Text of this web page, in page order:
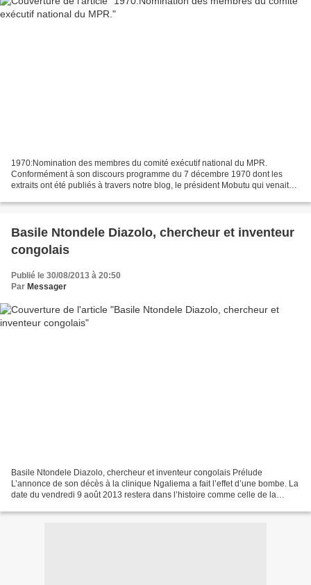
1970:Nomination des membres du comité exécutif national du MPR.
Conformément à son discours programme du 7 décembre 1970 dont les
extraits ont été publiés à travers notre blog, le président Mobutu qui venait
Basile Ntondele Diazolo, chercheur et inventeur
congolais
Publié le 30/08/2013 à 20:50
Par Messager
Basile Ntondele Diazolo, chercheur et inventeur congolais Prélude
L’annonce de son décès à la clinique Ngaliema a fait l’effet d’une bombe. La
date du vendredi 9 août 2013 restera dans l’histoire comme celle de la